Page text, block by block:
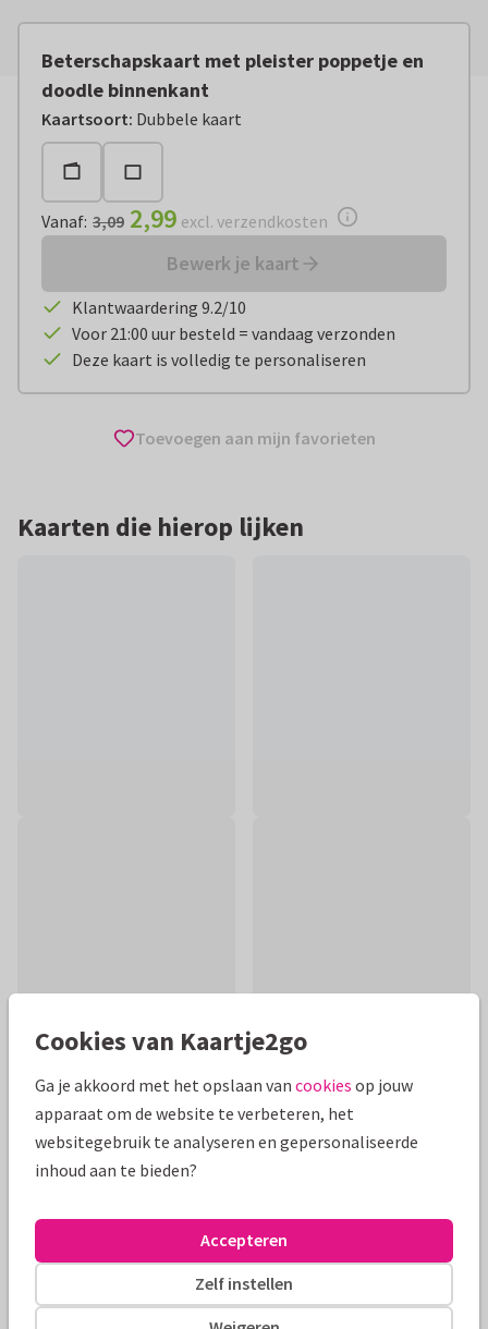
Beterschapskaart met pleister poppetje en
doodle binnenkant
Kaartsoort: Dubbele kaart
Vanaf:€ 2,99 excl. verzendkosten
Vanaf: 3,09 2,99 excl. verzendkosten
Bewerk je kaart
Klantwaardering 9.2/10
Voor 21:00 uur besteld = vandaag verzonden
Deze kaart is volledig te personaliseren
Toevoegen aan mijn favorieten
Kaarten die hierop lijken
Productinformatie
Leuke vrolijke beterschapskaart als opkikker bij ziekte of na
Alle kaarten zijn helemaal naar wens aan te passen
manondesign
Cookies van Kaartje2go
Ga je akkoord met het opslaan van cookies op jouw
apparaat om de website te verbeteren, het
websitegebruik te analyseren en gepersonaliseerde
inhoud aan te bieden?
Zelf instellen
Accepteren